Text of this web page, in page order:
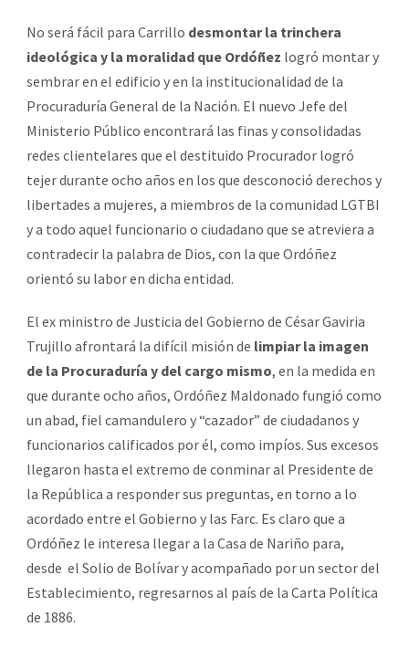
No será fácil para Carrillo desmontar la trinchera
ideológica y la moralidad que Ordóñez logró montar y
sembrar en el edificio y en la institucionalidad de la
Procuraduría General de la Nación. El nuevo Jefe del
Ministerio Público encontrará las finas y consolidadas
redes clientelares que el destituido Procurador logró
tejer durante ocho años en los que desconoció derechos y
libertades a mujeres, a miembros de la comunidad LGTBI
y a todo aquel funcionario o ciudadano que se atreviera a
contradecir la palabra de Dios, con la que Ordóñez
orientó su labor en dicha entidad.
El ex ministro de Justicia del Gobierno de César Gaviria
Trujillo afrontará la difícil misión de limpiar la imagen
de la Procuraduría y del cargo mismo, en la medida en
que durante ocho años, Ordóñez Maldonado fungió como
un abad, fiel camandulero y “cazador” de ciudadanos y
funcionarios calificados por él, como impíos. Sus excesos
llegaron hasta el extremo de conminar al Presidente de
la República a responder sus preguntas, en torno a lo
acordado entre el Gobierno y las Farc. Es claro que a
Ordóñez le interesa llegar a la Casa de Nariño para,
desde el Solio de Bolívar y acompañado por un sector del
Establecimiento, regresarnos al país de la Carta Política
de 1886.